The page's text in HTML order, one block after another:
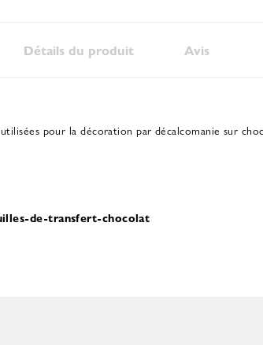
Détails du produit Avis
pour la décoration par décalcomanie sur
de-transfert-chocolat